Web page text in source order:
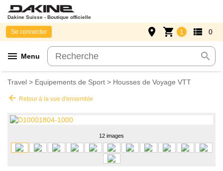
Dakine Suisse - Boutique officielle
menu Menu search
Se connecter place shopping_cart 1 view_list 0
Travel > Equipements de Sport > Housses de Voyage VTT
arrow_back Retour à la vue d'ensemble
12 images